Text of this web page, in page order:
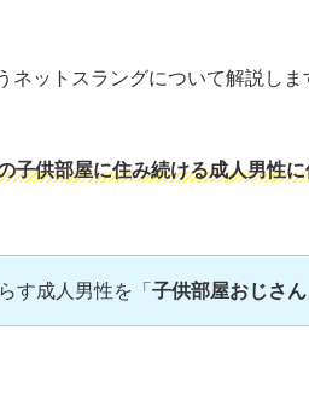
ットスラングについて解説しま
子供部屋に住み続ける成人男性
す成人男性を「 子供部屋おじさん